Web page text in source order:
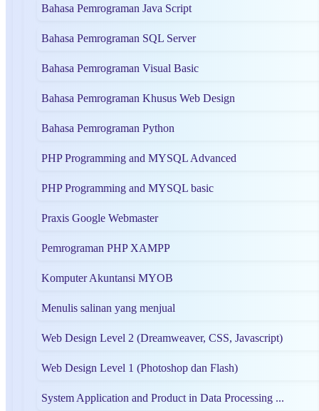
Bahasa Pemrograman Java Script
Bahasa Pemrograman SQL Server
Bahasa Pemrograman Visual Basic
Bahasa Pemrograman Khusus Web Design
Bahasa Pemrograman Python
PHP Programming and MYSQL Advanced
PHP Programming and MYSQL basic
Praxis Google Webmaster
Pemrograman PHP XAMPP
Komputer Akuntansi MYOB
Menulis salinan yang menjual
Web Design Level 2 (Dreamweaver, CSS, Javascript)
Web Design Level 1 (Photoshop dan Flash)
System Application and Product in Data Processing ...